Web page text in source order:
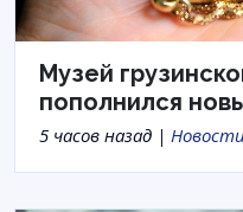
Музей
пополнился
5 часов назад | Новости